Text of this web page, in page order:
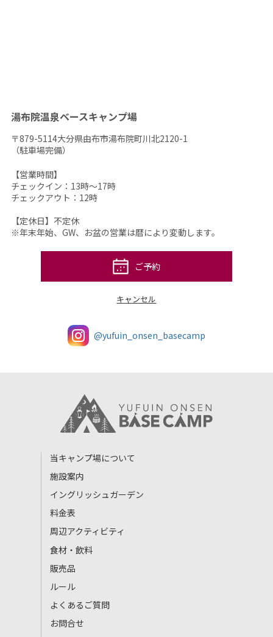
湯布院温泉ベースキャンプ場
〒879-5114大分県由布市湯布院町川北2120-1
（駐車場完備）
【営業時間】
チェックイン：13時～17時
チェックアウト：12時
【定休日】不定休
※年末年始、GW、お盆の営業は暦により変動します。
ご予約
キャンセル
@yufuin_onsen_basecamp
当キャンプ場について
施設案内
イングリッシュガーデン
料金表
周辺アクティビティ
食材・飲料
販売品
ルール
よくあるご質問
お問合せ